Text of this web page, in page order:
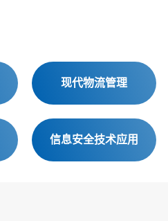
现代物流管理
信息安全技术应用